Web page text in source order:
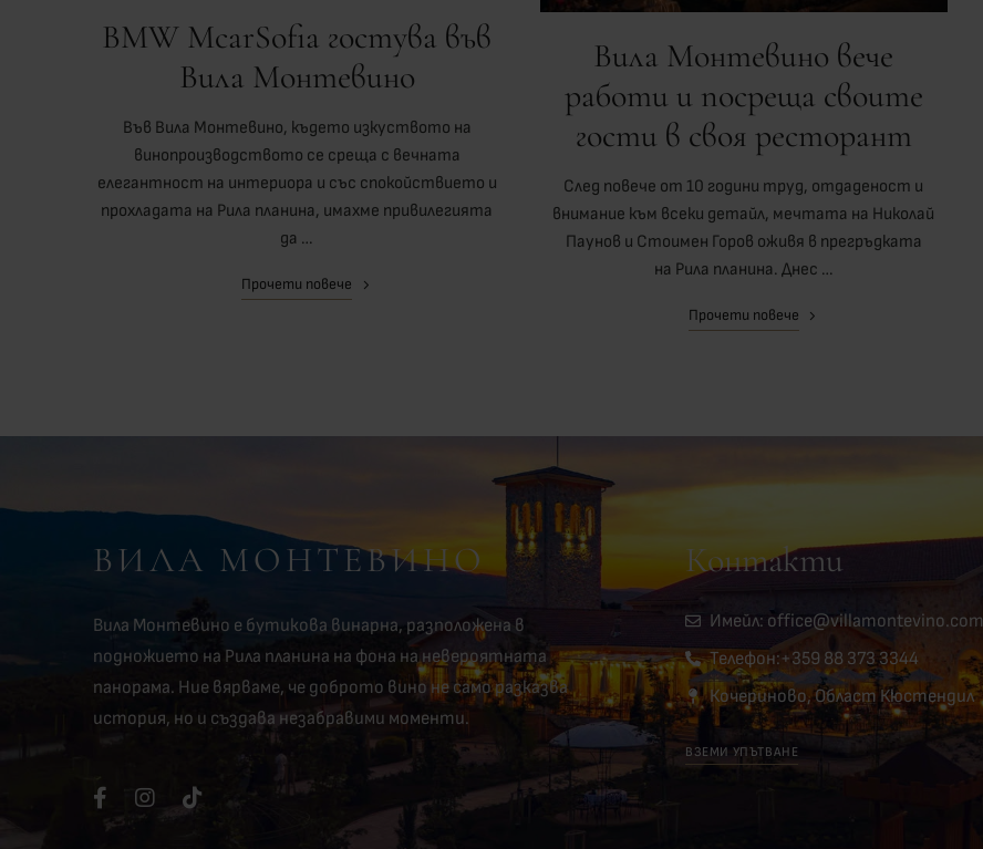
BMW McarSofia гостува във
Вила Монтевино
Във Вила Монтевино, където изкуството на
винопроизводството се среща с вечната
елегантност на интериора и със спокойствието и
прохладата на Рила планина, имахме привилегията
да …
Прочети повече
Вила Монтевино вече
работи и посреща своите
гости в своя ресторант
След повече от 10 години труд, отдаденост и
внимание към всеки детайл, мечтата на Николай
Паунов и Стоимен Горов оживя в прегръдката
на Рила планина. Днес …
Прочети повече
ВИЛА МОНТЕВИНО
Вила Монтевино е бутикова винарна, разположена в
подножието на Рила планина на фона на невероятната
панорама. Ние вярваме, че доброто вино не само разказва
история, но и създава незабравими моменти.
Контакти
Имейл: office@villamontevino.com
Телефон:+359 88 373 3344
Кочериново, Област Кюстендил
ВЗЕМИ УПЪТВАНЕ